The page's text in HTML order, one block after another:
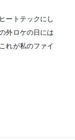
ートテックにし
外ロケの日には
れが私のファイ